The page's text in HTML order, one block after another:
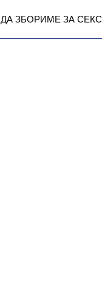
ДА ЗБОРИМЕ ЗА СЕКС